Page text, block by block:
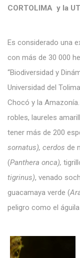
CORTOLIMA y la UT
Es considerado una
con más de 30 000
“Biodiversidad y
Universidad del
Chocó y la
robles, laureles
tener más de 200
sornatus), cerdos de
(Panthera onca),
tigrinus), venado
guacamaya verde (
peligro como el